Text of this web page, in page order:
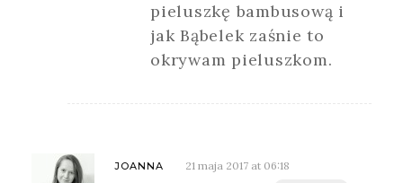
pieluszkę bambusową i
jak Bąbelek zaśnie to
okrywam pieluszkom.
JOANNA 21 maja 2017 at 06:18